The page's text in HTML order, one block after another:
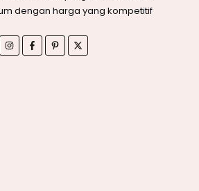
dengan harga yang kompetitif